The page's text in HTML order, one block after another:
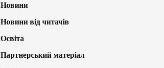
Новини
Новини від читачів
Освіта
Партнерський матеріал